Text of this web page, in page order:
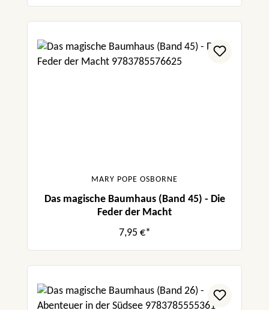
MARY POPE OSBORNE
Das magische Baumhaus (Band 45) - Die
Feder der Macht
7,95 €*